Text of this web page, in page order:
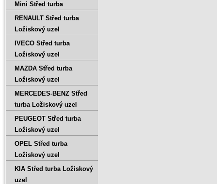
Mini Střed turba
RENAULT Střed turba
Ložiskový uzel
IVECO Střed turba
Ložiskový uzel
MAZDA Střed turba
Ložiskový uzel
MERCEDES-BENZ Střed
turba Ložiskový uzel
PEUGEOT Střed turba
Ložiskový uzel
OPEL Střed turba
Ložiskový uzel
KIA Střed turba Ložiskový
uzel